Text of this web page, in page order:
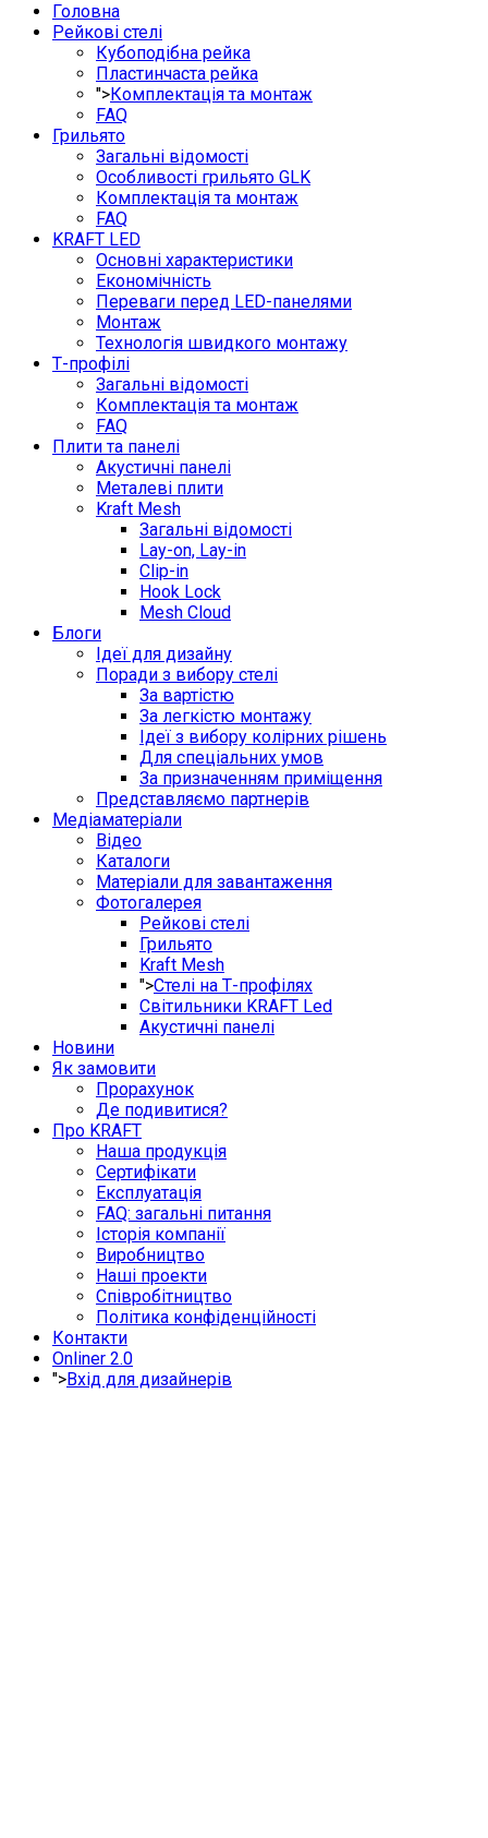
Головна
Рейкові стелі
Кубоподібна рейка
Пластинчаста рейка
">Комплектація та монтаж
FAQ
Грильято
Загальні відомості
Особливості грильято GLK
Комплектація та монтаж
FAQ
KRAFT LED
Основні характеристики
Економічність
Переваги перед LED-панелями
Монтаж
Технологія швидкого монтажу
Т-профілі
Загальні відомості
Комплектація та монтаж
FAQ
Плити та панелі
Акустичні панелі
Металеві плити
Kraft Mesh
Загальні відомості
Lay-on, Lay-in
Clip-in
Hook Lock
Mesh Cloud
Блоги
Ідеї для дизайну
Поради з вибору стелі
За вартістю
За легкістю монтажу
Ідеї з вибору колірних рішень
Для спеціальних умов
За призначенням приміщення
Представляємо партнерів
Медіаматеріали
Відео
Каталоги
Матеріали для завантаження
Фотогалерея
Рейкові стелі
Грильято
Kraft Mesh
">Стелі на Т-профілях
Світильники KRAFT Led
Акустичні панелі
Новини
Як замовити
Прорахунок
Де подивитися?
Про KRAFT
Наша продукція
Сертифікати
Експлуатація
FAQ: загальні питання
Історія компанії
Виробництво
Наші проекти
Співробітництво
Політика конфіденційності
Контакти
Onliner 2.0
">Вхід для дизайнерів